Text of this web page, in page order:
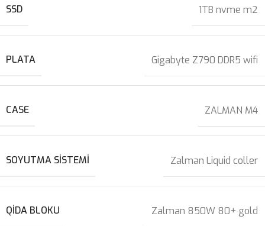
SSD 1TB nvme m2
PLATA Gigabyte Z790 DDR5 wifi
CASE ZALMAN M4
SOYUTMA SISTEMI Zalman Liquid coller
QIDA BLOKU Zalman 850W 80+ gold